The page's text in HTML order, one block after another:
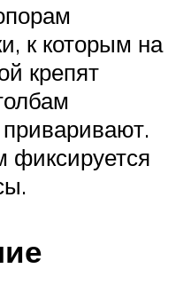
к которым на
крепят
фиксируется